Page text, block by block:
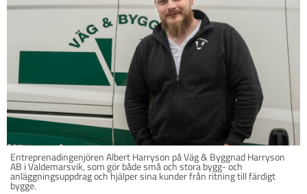
Entreprenadingenjören Albert Harryson på Väg & Byggnad Harryson
AB i Valdemarsvik, som gör både små och stora bygg- och
anläggningsuppdrag och hjälper sina kunder från ritning till färdigt
bygge.